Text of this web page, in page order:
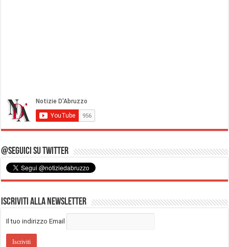
@Seguici su Twitter
Iscriviti alla Newsletter
Il tuo indirizzo Email